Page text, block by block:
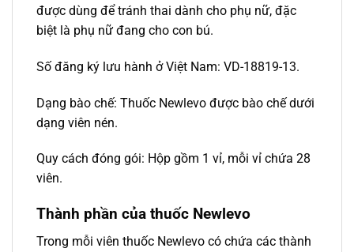
được dùng để tránh thai dành cho phụ nữ, đặc
biệt là phụ nữ đang cho con bú.
Số đăng ký lưu hành ở Việt Nam: VD-18819-13.
Dạng bào chế: Thuốc Newlevo được bào chế dưới
dạng viên nén.
Quy cách đóng gói: Hộp gồm 1 vỉ, mỗi vỉ chứa 28
viên.
Thành phần của thuốc Newlevo
Trong mỗi viên thuốc Newlevo có chứa các thành